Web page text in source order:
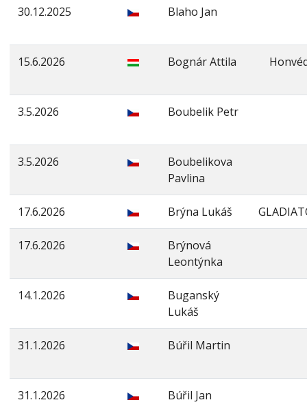
30.12.2025 Blaho Jan
15.6.2026 Bognár Attila
3.5.2026 Boubelik Petr
3.5.2026
Boubelikova
Pavlina
17.6.2026 Brýna Lukáš
17.6.2026
Brýnová
Leontýnka
14.1.2026
Buganský
Lukáš
31.1.2026 Búřil Martin
31.1.2026 Búřil Jan